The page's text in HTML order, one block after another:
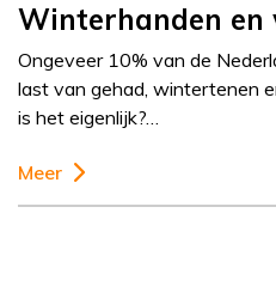
Winterhanden en
Ongeveer 10% van de
last van gehad, wintertenen
is het eigenlijk?…
Meer